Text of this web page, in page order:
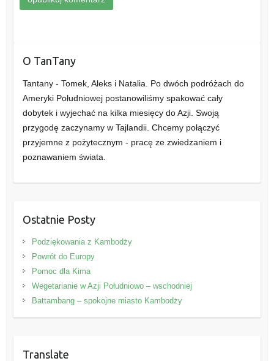
O TanTany
Tantany - Tomek, Aleks i Natalia. Po dwóch podróżach do
Ameryki Południowej postanowiliśmy spakować cały
dobytek i wyjechać na kilka miesięcy do Azji. Swoją
przygodę zaczynamy w Tajlandii. Chcemy połączyć
przyjemne z pożytecznym - pracę ze zwiedzaniem i
poznawaniem świata.
Ostatnie Posty
Podziękowania z Kambodży
Powrót do Europy
Pomoc dla Kima
Wegetarianie w Azji Południowo – wschodniej
Battambang – spokojne miasto Kambodży
Translate